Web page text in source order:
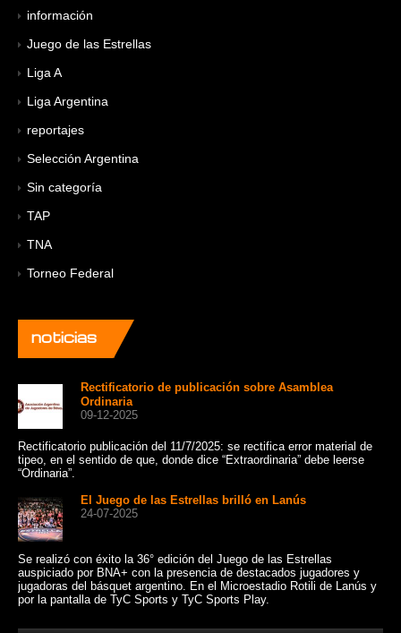
información
Juego de las Estrellas
Liga A
Liga Argentina
reportajes
Selección Argentina
Sin categoría
TAP
TNA
Torneo Federal
noticias
Rectificatorio de publicación sobre Asamblea
Ordinaria
09-12-2025
Rectificatorio publicación del 11/7/2025: se rectifica error material de
tipeo, en el sentido de que, donde dice “Extraordinaria” debe leerse
“Ordinaria”.
El Juego de las Estrellas brilló en Lanús
24-07-2025
Se realizó con éxito la 36° edición del Juego de las Estrellas
auspiciado por BNA+ con la presencia de destacados jugadores y
jugadoras del básquet argentino. En el Microestadio Rotili de Lanús y
por la pantalla de TyC Sports y TyC Sports Play.